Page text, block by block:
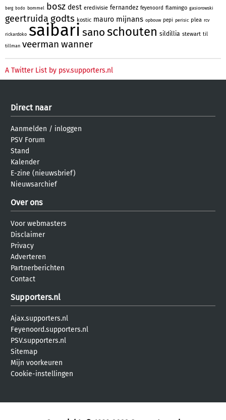
berg bodo bommel bosz dest eredivisie fernandez feyenoord flamingo gasiorowski
geertruida godts kostic mauro mijnans opbouw pepi perisic plea rcv
rickardoko saibari sanoschouten sildillia stewart til
tillman veerman wanner
A Twitter List by psv.supporters.nl
Direct naar
Aanmelden / inloggen
PSV Forum
Stand
Kalender
E-zine (nieuwsbrief)
Nieuwsarchief
Over ons
Voor webmasters
Disclaimer
Privacy
Adverteren
Partnerberichten
Contact
Supporters.nl
Ajax.supporters.nl
Feyenoord.supporters.nl
PSV.supporters.nl
Sitemap
Mijn voorkeuren
Cookie-instellingen